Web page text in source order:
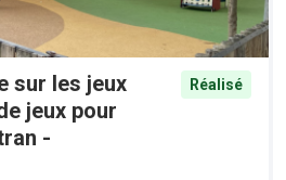
sur les jeux
jeux pour
-
Réalisé